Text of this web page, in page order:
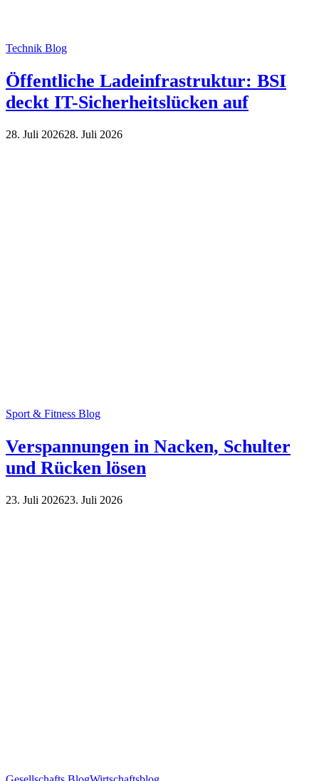
Technik Blog
Öffentliche Ladeinfrastruktur: BSI
deckt IT-Sicherheitslücken auf
28. Juli 202628. Juli 2026
Sport & Fitness Blog
Verspannungen in Nacken, Schulter
und Rücken lösen
23. Juli 202623. Juli 2026